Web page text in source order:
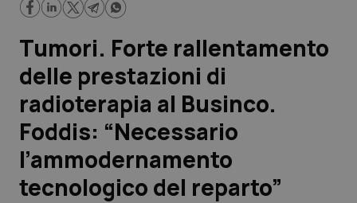
Lavoro e Professioni
Scienza e Farmaci
Studi e Analisi
Lettere al direttore
Edizioni Regionali
Tumori. Forte rallentamento
delle prestazioni di
radioterapia al Businco.
Foddis: “Necessario
l’ammodernamento
tecnologico del reparto”